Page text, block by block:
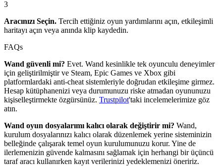
3
Aracınızı Seçin. Tercih ettiğiniz oyun yardımlarını açın, etkileşimli
haritayı açın veya anında klip kaydedin.
FAQs
Wand güvenli mi? Evet. Wand kesinlikle tek oyunculu deneyimler
için geliştirilmiştir ve Steam, Epic Games ve Xbox gibi
platformlardaki anti-cheat sistemleriyle doğrudan etkileşime girmez.
Hesap kütüphanenizi veya durumunuzu riske atmadan oyununuzu
kişiselleştirmekte özgürsünüz. Trustpilot'taki incelemelerimize göz
atın.
Wand oyun dosyalarımı kalıcı olarak değiştirir mi? Wand,
kurulum dosyalarınızı kalıcı olarak düzenlemek yerine sisteminizin
belleğinde çalışarak temel oyun kurulumunuzu korur. Yine de
ilerlemenizin güvende kalmasını sağlamak için herhangi bir üçüncü
taraf aracı kullanırken kayıt verilerinizi yedeklemenizi öneririz.